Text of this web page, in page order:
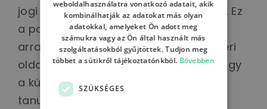
jogi és a compliance szempontokat is. Ez
a pozíció különösen alkalmassá teszi
arra, hogy az AI-transzformáció emberi
oldalának irányítója legyen. Fontos, hogy
a különböző szerepkörökben eltérő
tanulási utakra van szükség.
weboldalhasználatra vonatkozó adatait, akik
kombinálhatják az adatokat más olyan
adatokkal, amelyeket Ön adott meg
számukra vagy az Ön által használt más
szolgáltatásokból gyűjtöttek. Tudjon meg
többet a sütikről tájékoztatónkból. Bővebben
SZÜKSÉGES